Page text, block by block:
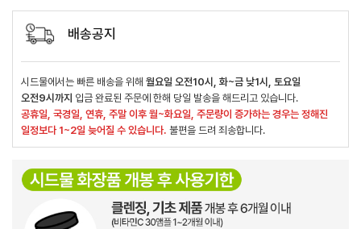
배송공지
시드물에서는 빠른 배송을 위해 월요일 오전10시, 화~금 낮1시, 토요일
오전9시까지 입금 완료된 주문에 한해 당일 발송을 해드리고 있습니다.
공휴일, 국경일, 연휴, 주말 이후 월~화요일, 주문량이 증가하는 경우는 정해진
일정보다 1~2일 늦어질 수 있습니다. 불편을 드려 죄송합니다.